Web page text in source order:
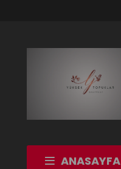
ANASAYFA